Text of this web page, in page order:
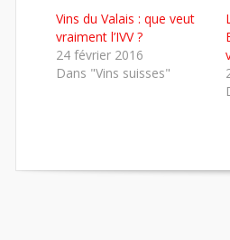
dans
une
nouvelle
fenêtre)
dans
une
nouvelle
fenêtre)
une
Vins du Valais : que veut
vraiment l’IVV ?
24 février 2016
Dans "Vins suisses"